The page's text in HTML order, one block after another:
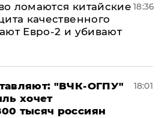
ломаются китайские
качественного
Евро-2 и убивают
18:36
"ВЧК-ОГПУ"
хочет
тысяч россиян
18:01